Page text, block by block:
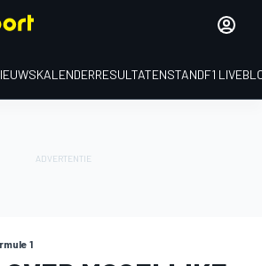
KALENDERRESULTATENSTANDF1
1